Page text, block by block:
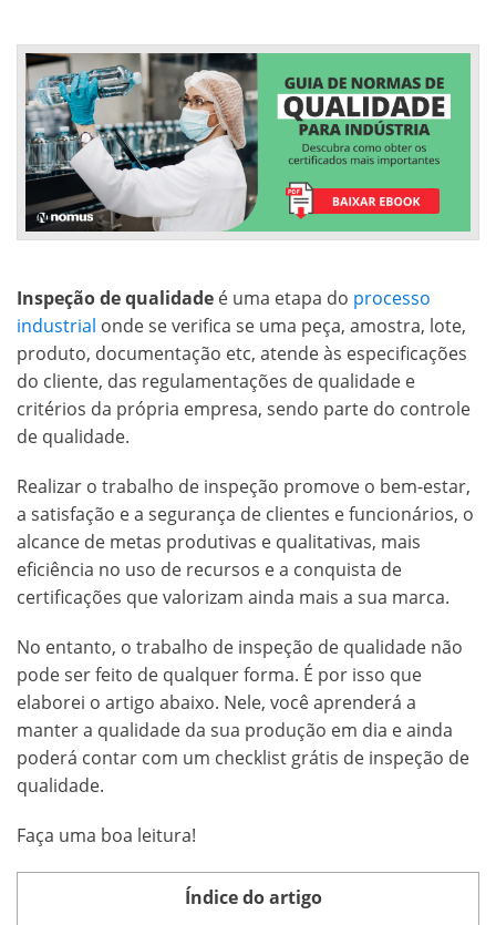
Inspeção de qualidade é uma etapa do processo
industrial onde se verifica se uma peça, amostra, lote,
produto, documentação etc, atende às especificações
do cliente, das regulamentações de qualidade e
critérios da própria empresa, sendo parte do controle
de qualidade.
Realizar o trabalho de inspeção promove o bem-estar,
a satisfação e a segurança de clientes e funcionários, o
alcance de metas produtivas e qualitativas, mais
eficiência no uso de recursos e a conquista de
certificações que valorizam ainda mais a sua marca.
No entanto, o trabalho de inspeção de qualidade não
pode ser feito de qualquer forma. É por isso que
elaborei o artigo abaixo. Nele, você aprenderá a
manter a qualidade da sua produção em dia e ainda
poderá contar com um checklist grátis de inspeção de
qualidade.
Faça uma boa leitura!
Índice do artigo